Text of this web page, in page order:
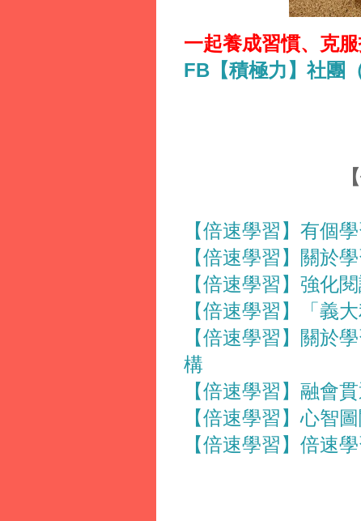
一起養成習慣、 克服
FB【積極力】社團
【倍速學習】有個
【倍速學習】關於
【倍速學習】強化
【倍速學習】「義
【倍速學習】關於
構
【倍速學習】融會
【倍速學習】心智
【倍速學習】倍速